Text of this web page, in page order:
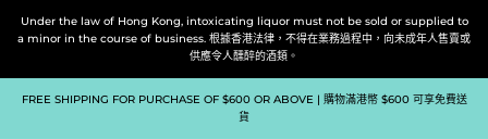
Under the law of Hong Kong, intoxicating liquor must not be sold or supplied to
a minor in the course of business. 根據香港法律，不得在業務過程中，向未成年人售賣或
供應令人醺醉的酒類。
FREE SHIPPING FOR PURCHASE OF $600 OR ABOVE | 購物滿港幣 $600 可享免費送
貨